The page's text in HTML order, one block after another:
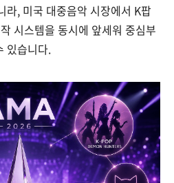
라, 미국 대중음악 시장에서 K팝
시스템을 동시에 앞세워 중심부
있습니다.